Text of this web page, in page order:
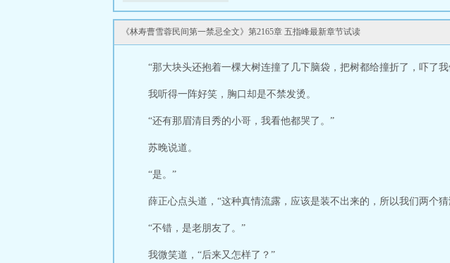
《林寿曹雪蓉民间第一禁忌全文》第2165章 五指峰最新章节试读
“那大块头还抱着一棵大树连撞了几下脑袋，把树都给撞折了，吓了
我听得一阵好笑，胸口却是不禁发烫。
“还有那眉清目秀的小哥，我看他都哭了。”
苏晚说道。
“是。”
薛正心点头道，“这种真情流露，应该是装不出来的，所以我们两个
“不错，是老朋友了。”
我微笑道，“后来又怎样了？”